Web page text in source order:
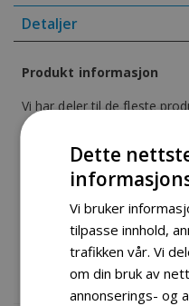
Detaljer
Produkt informasjon
Vi har deler til de fleste
snart.
Vennligst kom tilbake
40001767 for bestilling.
NB: Produkter kjøpt hos
varen, vennligst ha
bestillinger pr telefon.
Dette
Vi bruker
tilpasse innhold,
trafikken vår. Vi
om din bruk av
annonserings- og